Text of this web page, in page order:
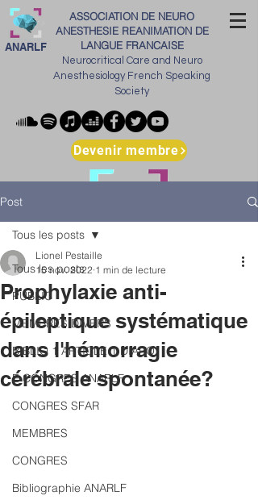
ASSOCIATION DE NEURO
ANESTHESIE REANIMATION DE
LANGUE FRANCAISE
Neurocritical Care and Neuro
Anesthesiology French Speaking
Society
ANARLF
Devenir membre
Post
Tous les posts
PUBLIC
MEMBRES DIVERS
BIBLIO 1 ARTICLE 1 DIAPO
E CONGRES ANARLF
CONGRES SFAR
MEMBRES
CONGRES
Bibliographie ANARLF
Tous les posts
Prophylaxie anti-
épileptique systématique
dans l'hémorragie
cérébrale spontanée?
Lionel Pestaille
15 nov. 2022 1 min de lecture